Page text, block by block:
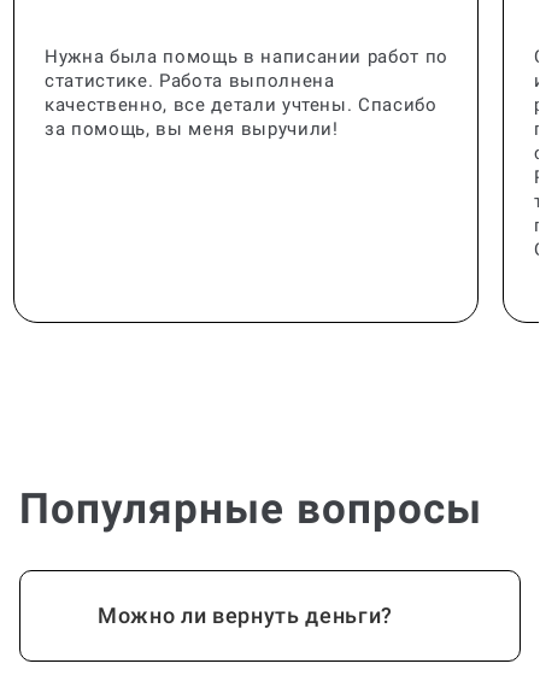
Нужна была помощь в написании работ по
статистике. Работа выполнена
качественно, все детали учтены. Спасибо
за помощь, вы меня выручили!
Популярные вопросы
Можно ли вернуть деньги?